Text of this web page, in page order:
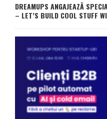
DREAMUPS ANGAJEAZĂ
– LET’S BUILD COOL STUFF